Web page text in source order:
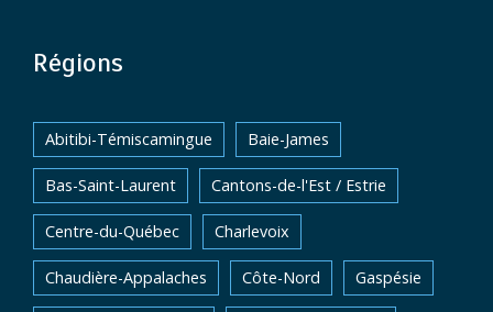
Régions
Abitibi-Témiscamingue Baie-James
Bas-Saint-Laurent Cantons-de-l'Est / Estrie
Centre-du-Québec Charlevoix
Chaudière-Appalaches Côte-Nord Gaspésie